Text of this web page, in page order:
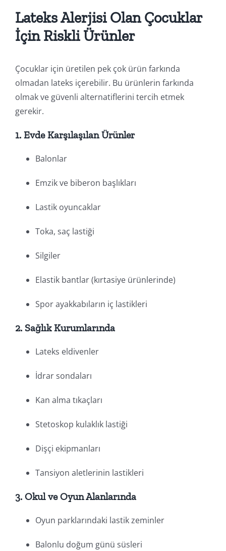
Lateks Alerjisi Olan Çocuklar
İçin Riskli Ürünler
Çocuklar için üretilen pek çok ürün farkında
olmadan lateks içerebilir. Bu ürünlerin farkında
olmak ve güvenli alternatiflerini tercih etmek
gerekir.
1. Evde Karşılaşılan Ürünler
Balonlar
Emzik ve biberon başlıkları
Lastik oyuncaklar
Toka, saç lastiği
Silgiler
Elastik bantlar (kırtasiye ürünlerinde)
Spor ayakkabıların iç lastikleri
2. Sağlık Kurumlarında
Lateks eldivenler
İdrar sondaları
Kan alma tıkaçları
Stetoskop kulaklık lastiği
Dişçi ekipmanları
Tansiyon aletlerinin lastikleri
3. Okul ve Oyun Alanlarında
Oyun parklarındaki lastik zeminler
Balonlu doğum günü süsleri